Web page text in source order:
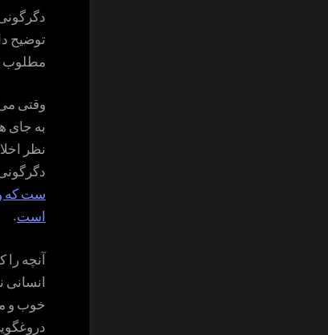
توضیح
مطلوب
وقتی
به جای
نظر
ست که
است.
آنچه را
انسانی
خوب و